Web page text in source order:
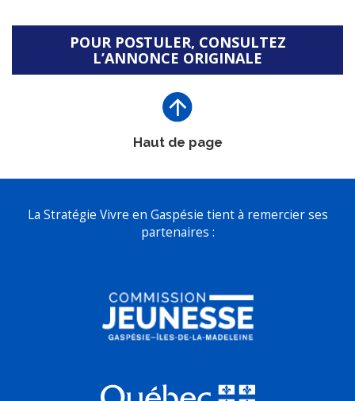
POUR POSTULER, CONSULTEZ
L’ANNONCE ORIGINALE
Haut de page
La Stratégie Vivre en Gaspésie tient à remercier ses
partenaires :